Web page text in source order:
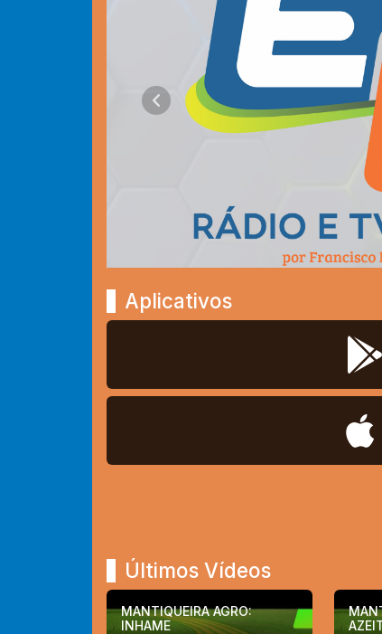
Anterior
Aplicativos
Últimos Vídeos
MANTIQUEIRA AGRO:
INHAME